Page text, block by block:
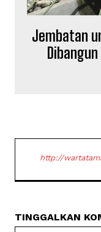
Jembatan
http://
TINGGALKAN